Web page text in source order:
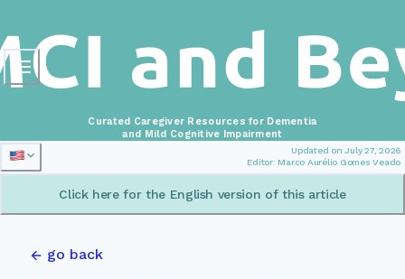
Updated on July 27, 2026
Editor: Marco Aurélio Gomes Veado
Curated Caregiver Resources for Dementia
and Mild Cognitive Impairment
Click here for the English version of this article
go back